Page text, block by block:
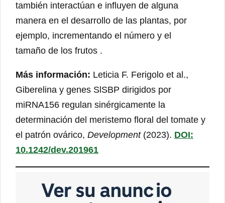
también interactúan e influyen de alguna
manera en el desarrollo de las plantas, por
ejemplo, incrementando el número y el
tamaño de los frutos .
Más información: Leticia F. Ferigolo et al.,
Giberelina y genes SlSBP dirigidos por
miRNA156 regulan sinérgicamente la
determinación del meristemo floral del tomate y
el patrón ovárico, Development(2023). DOI:
10.1242/dev.201961